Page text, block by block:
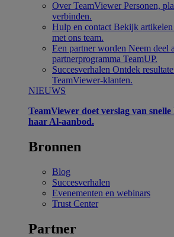
Over TeamViewer Personen,
verbinden.
Hulp en contact Bekijk artikelen
met ons team.
Een partner worden Neem deel
partnerprogramma TeamUP.
Succesverhalen Ontdek
TeamViewer-klanten.
NIEUWS
TeamViewer doet verslag van
haar Al-aanbod.
Bronnen
Blog
Succesverhalen
Evenementen en webinars
Trust Center
Partner